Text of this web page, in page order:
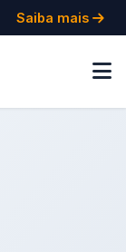
Saiba mais